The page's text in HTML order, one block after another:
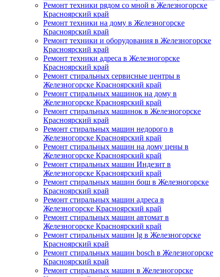
Ремонт техники рядом со мной в Железногорске
Красноярский край
Ремонт техники на дому в Железногорске
Красноярский край
Ремонт техники и оборудования в Железногорске
Красноярский край
Ремонт техники адреса в Железногорске
Красноярский край
Ремонт стиральных сервисные центры в
Железногорске Красноярский край
Ремонт стиральных машинок на дому в
Железногорске Красноярский край
Ремонт стиральных машинок в Железногорске
Красноярский край
Ремонт стиральных машин недорого в
Железногорске Красноярский край
Ремонт стиральных машин на дому цены в
Железногорске Красноярский край
Ремонт стиральных машин Индезит в
Железногорске Красноярский край
Ремонт стиральных машин бош в Железногорске
Красноярский край
Ремонт стиральных машин адреса в
Железногорске Красноярский край
Ремонт стиральных машин автомат в
Железногорске Красноярский край
Ремонт стиральных машин lg в Железногорске
Красноярский край
Ремонт стиральных машин bosch в Железногорске
Красноярский край
Ремонт стиральных машин в Железногорске